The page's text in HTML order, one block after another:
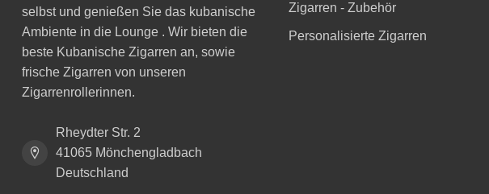
selbst und genießen Sie das kubanische
Ambiente in die Lounge . Wir bieten die
beste Kubanische Zigarren an, sowie
frische Zigarren von unseren
Zigarrenrollerinnen.
Rheydter Str. 2
41065 Mönchengladbach
Deutschland
Zigarren - Zubehör
Personalisierte Zigarren